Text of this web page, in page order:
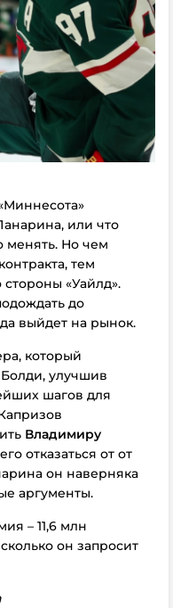
или что
менять. Но чем
тем
«Уайлд».
до
выйдет на рынок.
который
улучшив
шагов для
Владимиру
отказаться от от
он наверняка
аргументы.
– 11,6 млн
он запросит